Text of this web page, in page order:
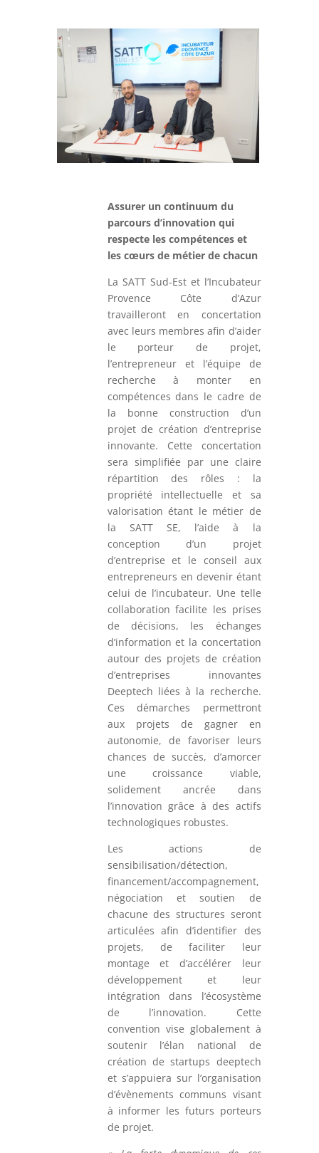
Assurer un continuum du
parcours d’innovation qui
respecte les compétences et
les cœurs de métier de chacun
La SATT Sud-Est et l’Incubateur
Provence Côte d’Azur
travailleront en concertation
avec leurs membres afin d’aider
le porteur de projet,
l’entrepreneur et l’équipe de
recherche à monter en
compétences dans le cadre de
la bonne construction d’un
projet de création d’entreprise
innovante. Cette concertation
sera simplifiée par une claire
répartition des rôles : la
propriété intellectuelle et sa
valorisation étant le métier de
la SATT SE, l’aide à la
conception d’un projet
d’entreprise et le conseil aux
entrepreneurs en devenir étant
celui de l’incubateur. Une telle
collaboration facilite les prises
de décisions, les échanges
d’information et la concertation
autour des projets de création
d’entreprises innovantes
Deeptech liées à la recherche.
Ces démarches permettront
aux projets de gagner en
autonomie, de favoriser leurs
chances de succès, d’amorcer
une croissance viable,
solidement ancrée dans
l’innovation grâce à des actifs
technologiques robustes.
Les actions de
sensibilisation/détection,
financement/accompagnement,
négociation et soutien de
chacune des structures seront
articulées afin d’identifier des
projets, de faciliter leur
montage et d’accélérer leur
développement et leur
intégration dans l’écosystème
de l’innovation. Cette
convention vise globalement à
soutenir l’élan national de
création de startups deeptech
et s’appuiera sur l’organisation
d’évènements communs visant
à informer les futurs porteurs
de projet.